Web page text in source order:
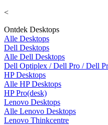
<
Ontdek Desktops
Alle Desktops
Dell Desktops
Alle Dell Desktops
Dell Optiplex / Dell Pro / Dell
HP Desktops
Alle HP Desktops
HP Pro(desk)
Lenovo Desktops
Alle Lenovo Desktops
Lenovo Thinkcentre